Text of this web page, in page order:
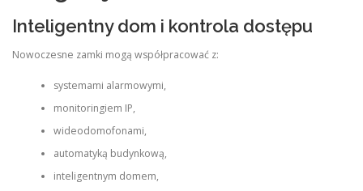
Inteligentny dom i kontrola dostępu
Nowoczesne zamki mogą współpracować z:
systemami alarmowymi,
monitoringiem IP,
wideodomofonami,
automatyką budynkową,
inteligentnym domem,